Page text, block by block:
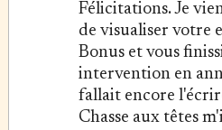
Félicitations. Je
de visualiser votre
Bonus et vous
intervention en
fallait encore
Chasse aux têtes